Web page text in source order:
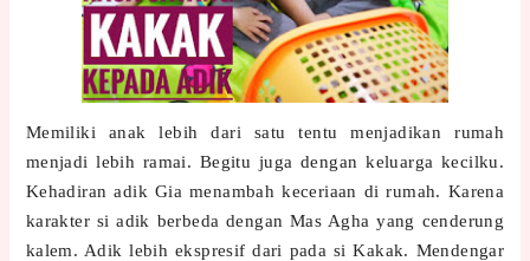
Memiliki anak lebih dari satu tentu menjadikan rumah
menjadi lebih ramai. Begitu juga dengan keluarga kecilku.
Kehadiran adik Gia menambah keceriaan di rumah. Karena
karakter si adik berbeda dengan Mas Agha yang cenderung
kalem. Adik lebih ekspresif dari pada si Kakak. Mendengar